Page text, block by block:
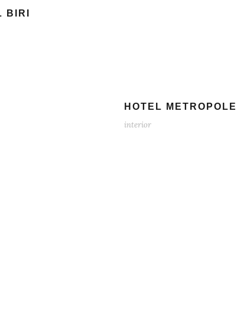
BIRI
HOTEL METROPOLE
interior